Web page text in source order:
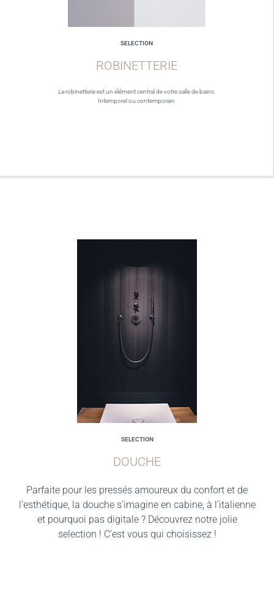
SELECTION
ROBINETTERIE
La robinetterie est un élément central de votre salle de bains.
Intemporel ou contemporain
SELECTION
DOUCHE
Parfaite pour les pressés amoureux du confort et de
l’esthétique, la douche s’imagine en cabine, à l’italienne
et pourquoi pas digitale ? Découvrez notre jolie
selection ! C’est vous qui choisissez !